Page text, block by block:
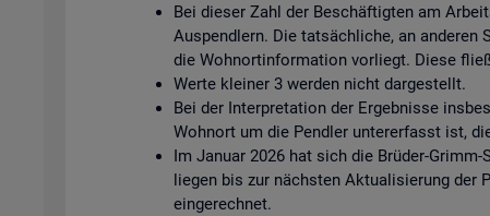
Bei dieser Zahl der Beschäftigten am
Auspendlern. Die tatsächliche, an
die Wohnortinformation vorliegt. Diese
Werte kleiner 3 werden nicht dargestellt.
Bei der Interpretation der Ergebnisse
Wohnort um die Pendler untererfasst ist,
Im Januar 2026 hat sich die Brüder-
liegen bis zur nächsten Aktualisierung der
eingerechnet.